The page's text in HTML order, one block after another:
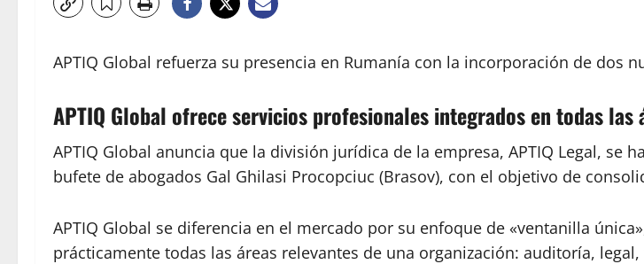
APTIQ Global refuerza su presencia en Rumanía con la incorporación de dos
APTIQ Global ofrece servicios profesionales integrados en todas
APTIQ Global anuncia que la división jurídica de la empresa, APTIQ Legal, se
bufete de abogados Gal Ghilasi Procopciuc (Brasov), con el objetivo de
APTIQ Global se diferencia en el mercado por su enfoque de «ventanilla
prácticamente todas las áreas relevantes de una organización: auditoría,